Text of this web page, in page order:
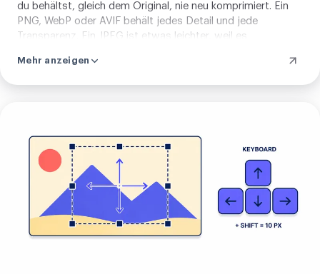
du behältst, gleich dem Original, nie neu komprimiert. Ein
PNG, WebP oder AVIF behält jedes Detail und jede
Transparenz. Ein JPEG ist etwas leichter, weil es
kommen durchsichtige Stellen mit einer einfarbigen Fläche
Mehr anzeigen